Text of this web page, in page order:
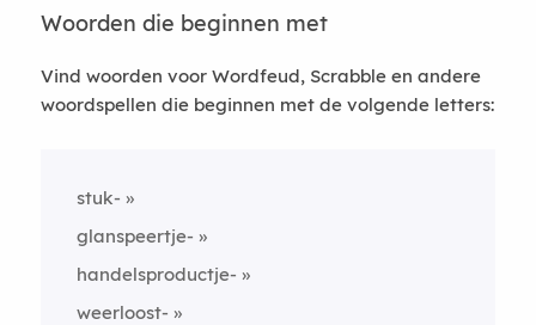
Woorden die beginnen met
Vind woorden voor Wordfeud, Scrabble en andere
woordspellen die beginnen met de volgende letters:
stuk-
glanspeertje-
handelsproductje-
weerloost-